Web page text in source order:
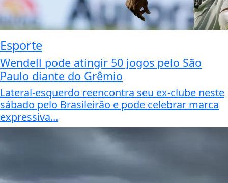
Esporte
Wendell pode atingir 50 jogos pelo São
Paulo diante do Grêmio
Lateral-esquerdo reencontra seu ex-clube neste
sábado pelo Brasileirão e pode celebrar marca
expressiva...